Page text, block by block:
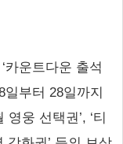
카운트다운 출석
일부터 28일까지
웅 선택권’, ‘티